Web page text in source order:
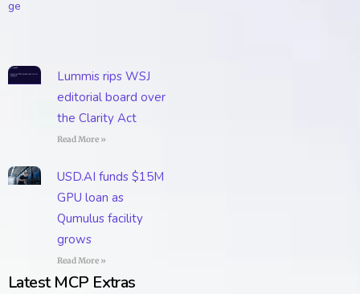
Lummis rips WSJ
editorial board over
the Clarity Act
Read More »
USD.AI funds $15M
GPU loan as
Qumulus facility
grows
Read More »
Latest MCP Extras